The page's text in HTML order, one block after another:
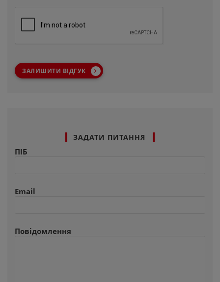
ЗАЛИШИТИ ВІДГУК
ЗАДАТИ ПИТАННЯ
ПІБ
Email
Повідомлення